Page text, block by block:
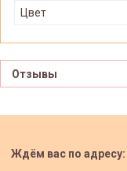
Цвет
Отзывы
Ждём вас по адресу: